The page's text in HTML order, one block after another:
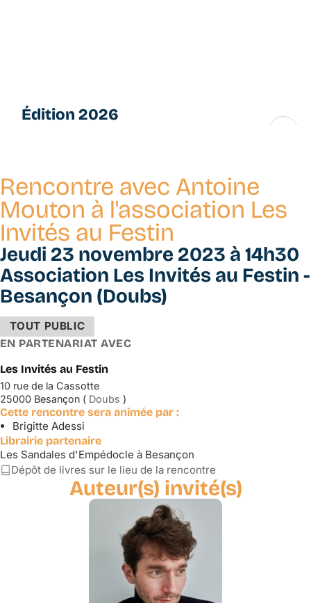
u
g
u
e
s
Édition 2026
Rencontre avec Antoine
Mouton à l'association Les
Invités au Festin
Jeudi 23 novembre 2023 à 14h30
Association Les Invités au Festin -
Besançon (Doubs)
TOUT PUBLIC
EN PARTENARIAT AVEC
Les Invités au Festin
10 rue de la Cassotte
25000 Besançon ( Doubs )
Cette rencontre sera animée par :
Brigitte Adessi
Librairie partenaire
Les Sandales d'Empédocle à Besançon
Dépôt de livres sur le lieu de la rencontre
Auteur(s) invité(s)